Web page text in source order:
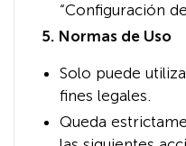
“Configuración
5. Normas de Uso
Solo puede
fines legales.
Queda